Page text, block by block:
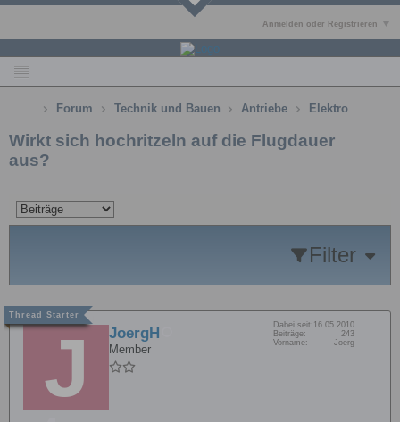
Anmelden oder Registrieren
Forum Technik und Bauen Antriebe Elektro
Wirkt sich hochritzeln auf die Flugdauer
aus?
Filter
JoergH
Member
Dabei seit: 16.05.2010
Beiträge:
243
Vorname:
Joerg